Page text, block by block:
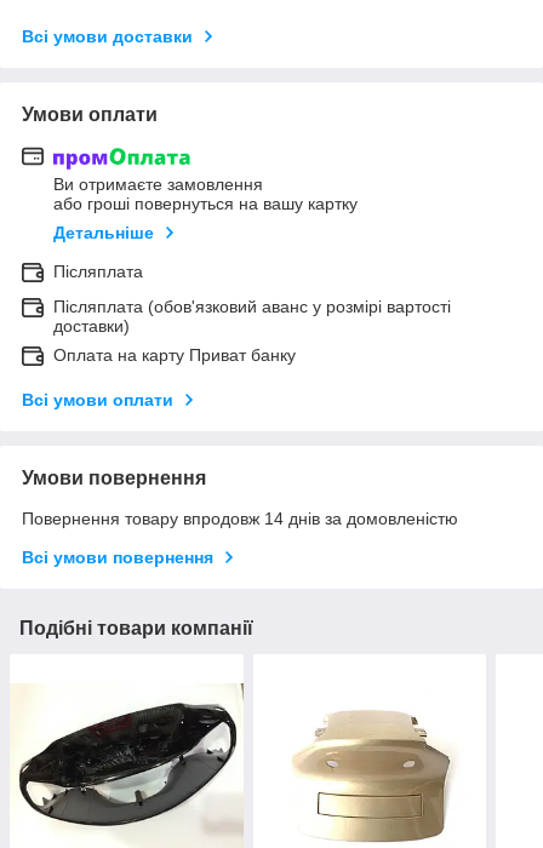
Всі умови доставки
Умови оплати
Ви отримаєте замовлення
або гроші повернуться на вашу картку
Детальніше
Післяплата
Післяплата (обов'язковий аванс у розмірі вартості
доставки)
Оплата на карту Приват банку
Всі умови оплати
Умови повернення
Повернення товару впродовж 14 днів за домовленістю
Всі умови повернення
Подібні товари компанії